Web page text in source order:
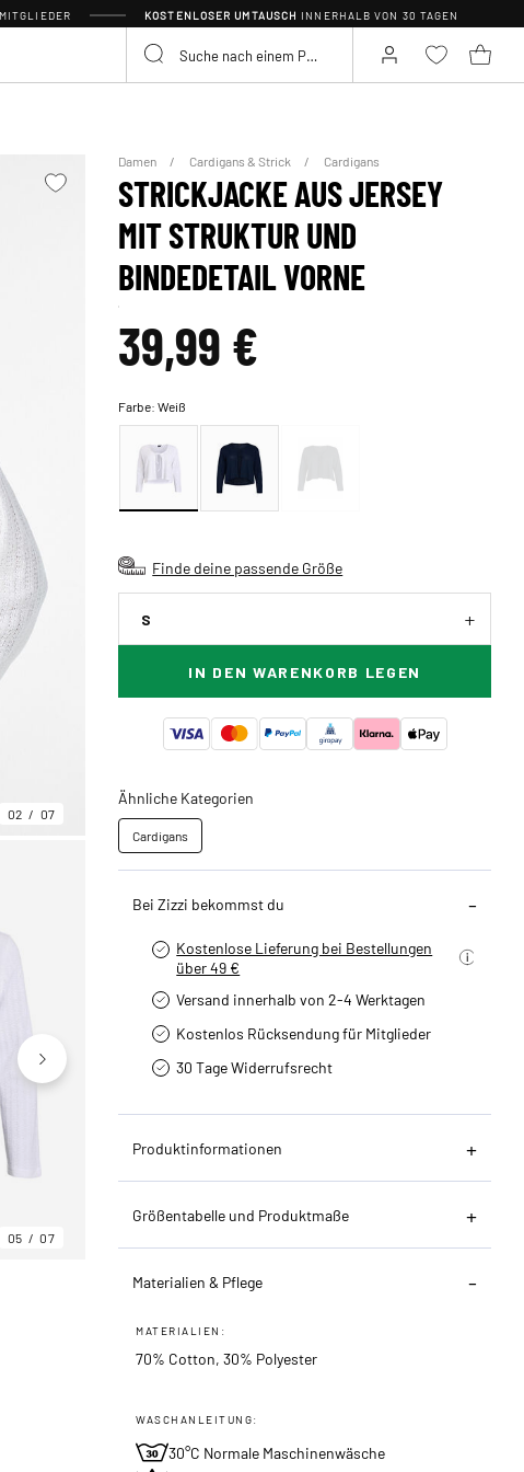
KOSTENLOSER UMTAUSCH INNERHALB VON 30 TAGEN
02 07
05 07
Damen Cardigans & Strick Cardigans
STRICKJACKE AUS JERSEY
MIT STRUKTUR UND
BINDEDETAIL VORNE
39,99 €
Farbe:Weiß
Finde deine passende Größe
S
IN DEN WARENKORB LEGEN
Ähnliche Kategorien
Cardigans
Bei Zizzi bekommst du
Kostenlose Lieferung bei Bestellungen
über 49 €
Versand innerhalb von 2-4 Werktagen
Kostenlos Rücksendung für Mitglieder
30 Tage Widerrufsrecht
Produktinformationen
Größentabelle und Produktmaße
Materialien & Pflege
MATERIALIEN:
70% Cotton, 30% Polyester
WASCHANLEITUNG:
30°C Normale Maschinenwäsche